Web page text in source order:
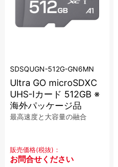
SDSQUGN-512G-GN6MN
Ultra GO microSDXC
UHS-Iカード 512GB ※
海外パッケージ品
最高速度と大容量の融合
販売価格(税抜)：
お問合せください